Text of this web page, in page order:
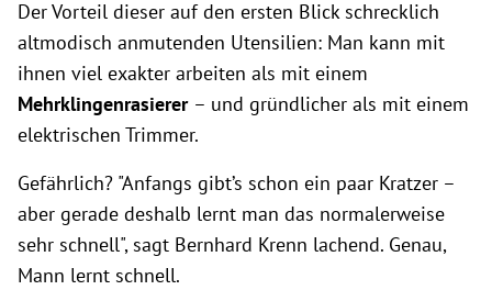
Der Vorteil dieser auf den ersten Blick schrecklich
altmodisch anmutenden Utensilien: Man kann mit
ihnen viel exakter arbeiten als mit einem
Mehrklingenrasierer – und gründlicher als mit einem
elektrischen Trimmer.
Gefährlich? "Anfangs gibt’s schon ein paar Kratzer –
aber gerade deshalb lernt man das normalerweise
sehr schnell", sagt Bernhard Krenn lachend. Genau,
Mann lernt schnell.